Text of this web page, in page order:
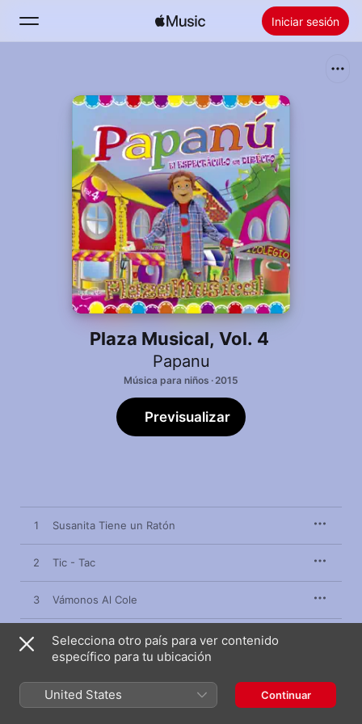
Iniciar sesión
Novedades
Radio
Instalar Apple Music
Plaza Musical, Vol. 4
Papanu
Música para niños · 2015
Previsualizar
1 Susanita Tiene un Ratón
2 Tic - Tac
3 Vámonos Al Cole
4 A La Fila
6 El Auto Feo
Selecciona otro país para ver contenido
específico para tu ubicación
United States Continuar